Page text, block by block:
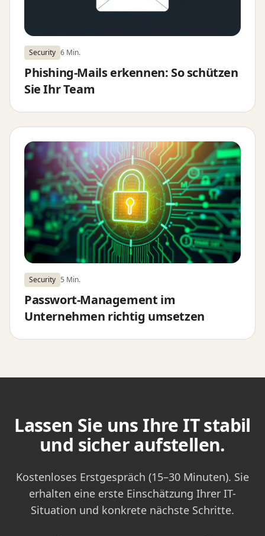
Security 6 Min.
Phishing-Mails erkennen: So schützen
Sie Ihr Team
Security 5 Min.
Passwort-Management im
Unternehmen richtig umsetzen
Lassen Sie uns Ihre IT stabil
und sicher aufstellen.
Kostenloses Erstgespräch (15–30 Minuten). Sie
erhalten eine erste Einschätzung Ihrer IT-
Situation und konkrete nächste Schritte.